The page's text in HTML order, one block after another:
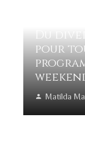
Du
pour
Matilda